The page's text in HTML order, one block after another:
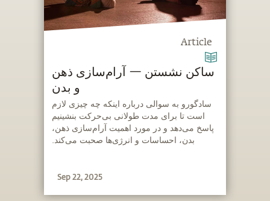
Article
ساکن نشستن — آرام‌سازی ذهن
و بدن
‫سادگورو به سوالی درباره اینکه چه چیزی لازم
است تا برای مدت طولانی بی‌حرکت بنشینیم
پاسخ می‌دهد و در مورد اهمیت آرام‌سازی ذهن،
بدن، احساسات و انرژی‌ها صحبت می‌کند.
Sep 22, 2025